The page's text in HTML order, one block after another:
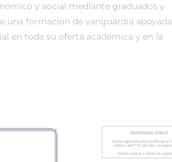
y social mediante graduados y
una formación de vanguardia apoyada
en toda su oferta académica y en la